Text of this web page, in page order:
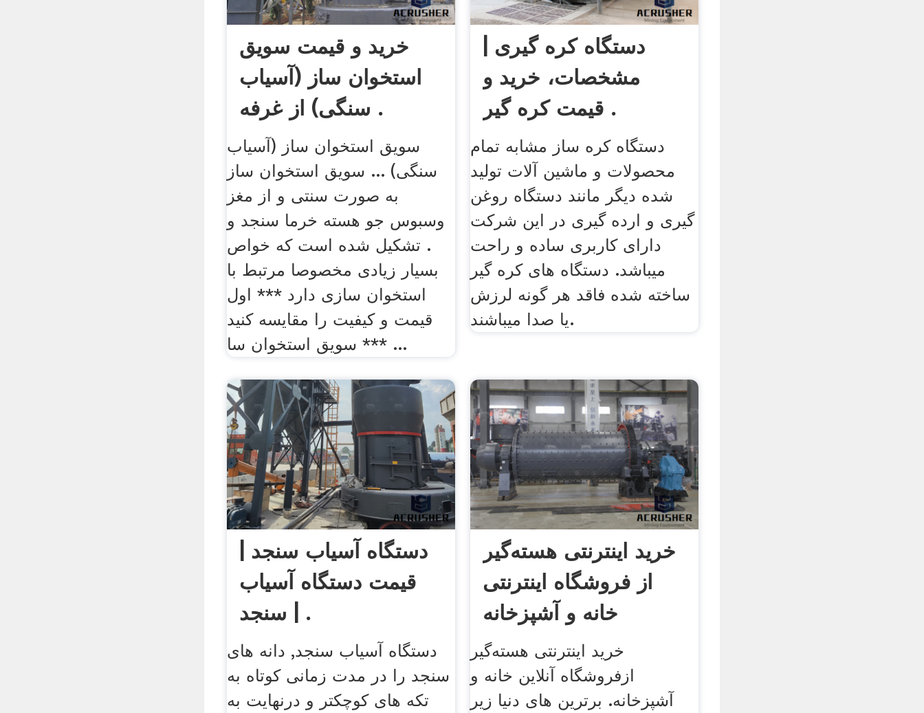
خرید و قیمت سویق
استخوان ساز (آسیاب
سنگی) از غرفه .
سویق استخوان ساز (آسیاب
سنگی) ... سویق استخوان ساز
به صورت سنتی و از مغز
وسبوس جو هسته خرما سنجد و
. تشکیل شده است که خواص
بسیار زیادی مخصوصا مرتبط با
استخوان سازی دارد *** اول
قیمت و کیفیت را مقایسه کنید
*** سویق استخوان سا ...
دستگاه کره گیری |
مشخصات، خرید و
قیمت کره گیر .
دستگاه کره ساز مشابه تمام
محصولات و ماشین آلات تولید
شده دیگر مانند دستگاه روغن
گیری و ارده گیری در این شرکت
دارای کاربری ساده و راحت
میباشد. دستگاه های کره گیر
ساخته شده فاقد هر گونه لرزش
یا صدا میباشند.
دستگاه آسیاب سنجد |
قیمت دستگاه آسیاب
سنجد | .
دستگاه آسیاب سنجد, دانه های
سنجد را در مدت زمانی کوتاه به
تکه های کوچکتر و درنهایت به
خرید اینترنتی هسته‌گیر
از فروشگاه اینترنتی
خانه و آشپزخانه
خرید اینترنتی هسته‌گیر
ازفروشگاه آنلاین خانه و
آشپزخانه. برترین های دنیا زیر